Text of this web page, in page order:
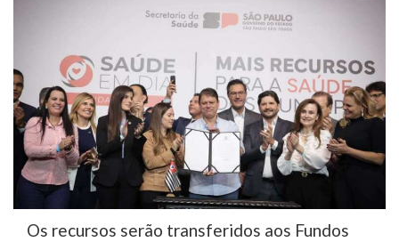
Os recursos serão transferidos aos Fundos